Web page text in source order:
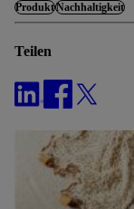
ProduktNachhaltigkeit
Teilen